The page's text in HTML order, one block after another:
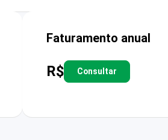
Faturamento anual
R$ Consultar